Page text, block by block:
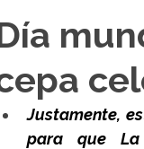
Justamente,
para que